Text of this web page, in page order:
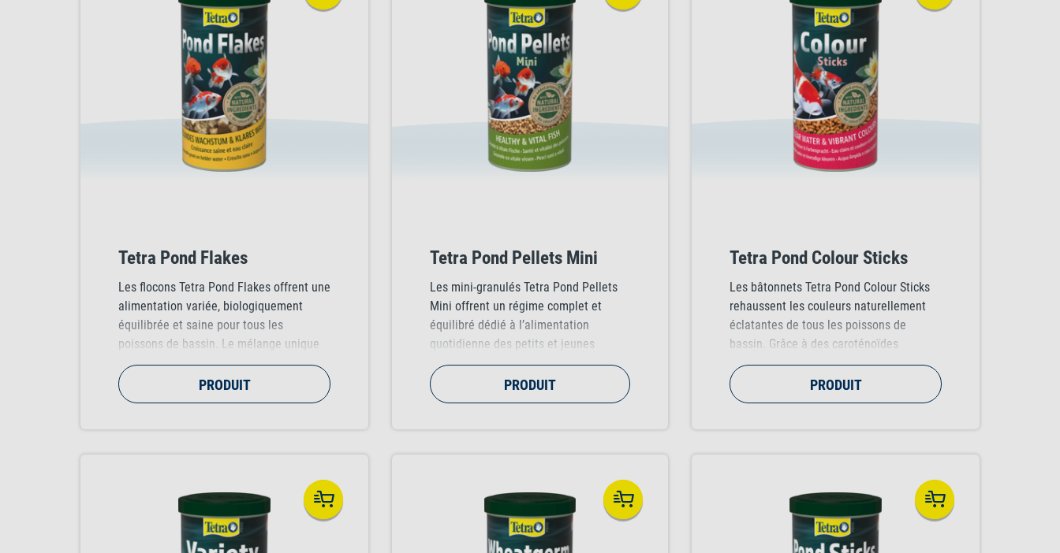
Tetra Pond Flakes
Les flocons Tetra Pond Flakes offrent une
alimentation variée, biologiquement
équilibrée et saine pour tous les
poissons de bassin. Le mélange unique
de trois flocons sélectionnés garantit un
régime complet et équilibré, contenant
des protéines de haute qualité qui
PRODUIT
Tetra Pond Pellets Mini
Les mini-granulés Tetra Pond Pellets
Mini offrent un régime complet et
équilibré dédié à l’alimentation
quotidienne des petits et jeunes
poissons de moins de 15 cm,
favorisant une croissance saine, un
système immunitaire renforcé et une
PRODUIT
Tetra Pond Colour Sticks
Les bâtonnets Tetra Pond Colour Sticks
rehaussent les couleurs naturellement
éclatantes de tous les poissons de
bassin. Grâce à des caroténoïdes
naturels de haute qualité, ces bâtonnets
ravivent l'éclat des couleurs après
quelques semaines d'utilisation
PRODUIT